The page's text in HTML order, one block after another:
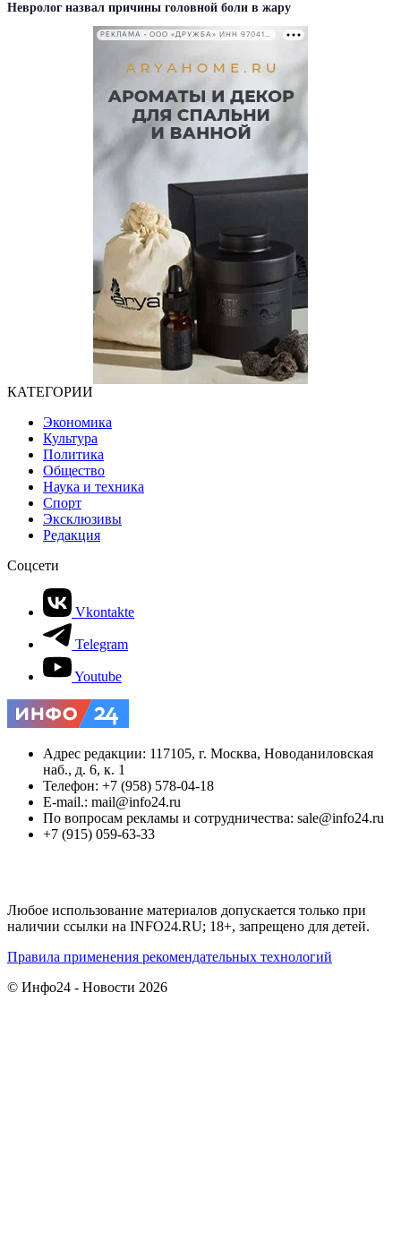
Невролог назвал причины головной боли в жару
РЕКЛАМА • ООО «ДРУЖБА» ИНН 9704146411
КАТЕГОРИИ
Экономика
Культура
Политика
Общество
Наука и техника
Спорт
Эксклюзивы
Редакция
Соцсети
Vkontakte
Telegram
Youtube
Адрес редакции: 117105, г. Москва, Новоданиловская
наб., д. 6, к. 1
Телефон: +7 (958) 578-04-18
E-mail.: mail@info24.ru
По вопросам рекламы и сотрудничества: sale@info24.ru
+7 (915) 059-63-33
Любое использование материалов допускается только при
наличии ссылки на INFO24.RU; 18+, запрещено для детей.
Правила применения рекомендательных технологий
© Инфо24 - Новости 2026